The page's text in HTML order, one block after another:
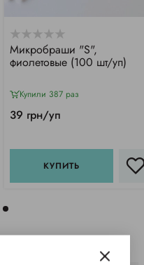
Микробраши "S",
фиолетовые (100 шт/уп)
Купили 387 раз
39 грн/уп
КУПИТЬ